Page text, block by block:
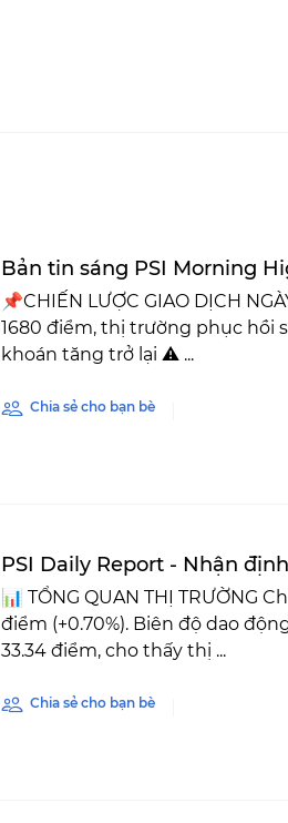
Bản tin sáng PSI Morning
📌CHIẾN LƯỢC GIAO DỊCH
1680 điểm, thị trường phục hồi
khoán tăng trở lại ⚠️ ...
Chia sẻ cho bạn bè
PSI Daily Report - Nhận
📊 TỔNG QUAN THỊ TRƯỜNG
điểm (+0.70%). Biên độ dao
33.34 điểm, cho thấy thị ...
Chia sẻ cho bạn bè